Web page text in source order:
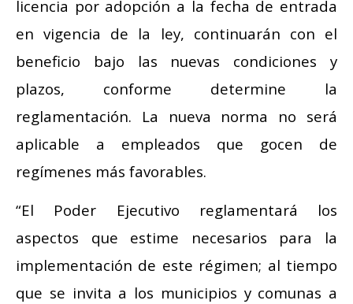
licencia por adopción a la fecha de entrada
en vigencia de la ley, continuarán con el
beneficio bajo las nuevas condiciones y
plazos, conforme determine la
reglamentación. La nueva norma no será
aplicable a empleados que gocen de
regímenes más favorables.
“El Poder Ejecutivo reglamentará los
aspectos que estime necesarios para la
implementación de este régimen; al tiempo
que se invita a los municipios y comunas a